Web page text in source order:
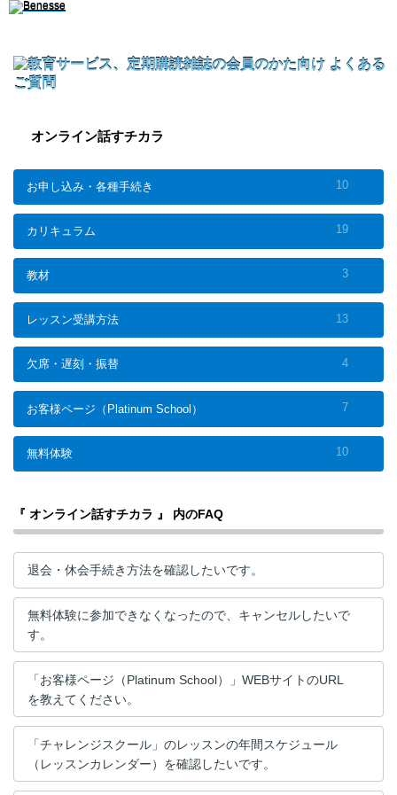
オンライン話すチカラ
お申し込み・各種手続き 10
カリキュラム 19
教材 3
レッスン受講方法 13
欠席・遅刻・振替 4
お客様ページ（Platinum School） 7
無料体験 10
『 オンライン話すチカラ 』 内のFAQ
退会・休会手続き方法を確認したいです。
無料体験に参加できなくなったので、キャンセルしたいで
す。
「お客様ページ（Platinum School）」WEBサイトのURL
を教えてください。
「チャレンジスクール」のレッスンの年間スケジュール
（レッスンカレンダー）を確認したいです。​